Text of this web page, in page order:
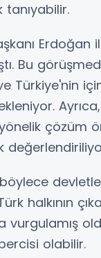
Bu
Türkiye'nin
çözüm
böylece
halkının
vurgulamış
olabilir.